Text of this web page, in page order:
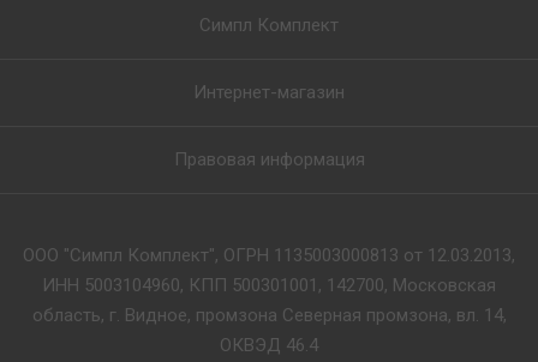
Симпл Комплект
Интернет-магазин
Правовая информация
ООО "Симпл Комплект", ОГРН 1135003000813 от 12.03.2013,
ИНН 5003104960, КПП 500301001, 142700, Московская
область, г. Видное, промзона Северная промзона, вл. 14,
ОКВЭД 46.4